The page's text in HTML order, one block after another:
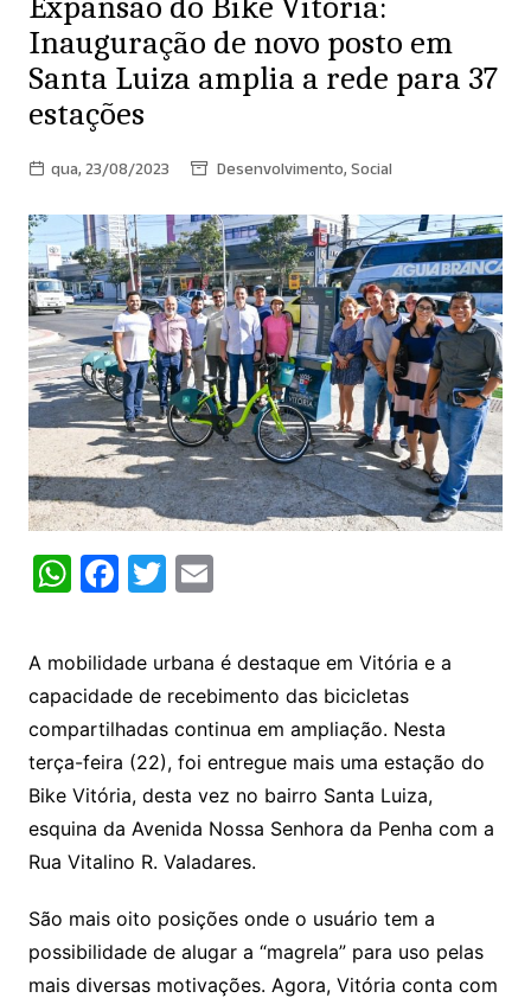
Inauguração de novo posto em
Santa Luiza amplia a rede para 37
estações
qua, 23/08/2023 Desenvolvimento,Social
W
at
s
A
p
p
F
c
e
b
o
o
k
T
itt
er
E
ai
l
A mobilidade urbana é destaque em Vitória e a
capacidade de recebimento das bicicletas
compartilhadas continua em ampliação. Nesta
terça-feira (22), foi entregue mais uma estação do
Bike Vitória, desta vez no bairro Santa Luiza,
esquina da Avenida Nossa Senhora da Penha com a
Rua Vitalino R. Valadares.
São mais oito posições onde o usuário tem a
possibilidade de alugar a “magrela” para uso pelas
mais diversas motivações. Agora, Vitória conta com